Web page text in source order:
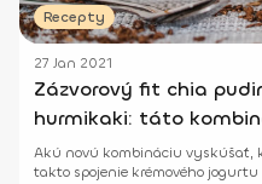
Recepty
27 Jan 2021
Zázvorový fit chia
hurmikaki: táto
Akú novú kombináciu vyskúšať,
takto spojenie krémového